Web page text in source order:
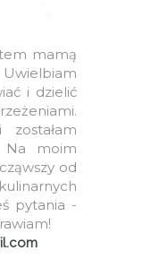
mamą
i dzielić
Na moim
od
pytania -